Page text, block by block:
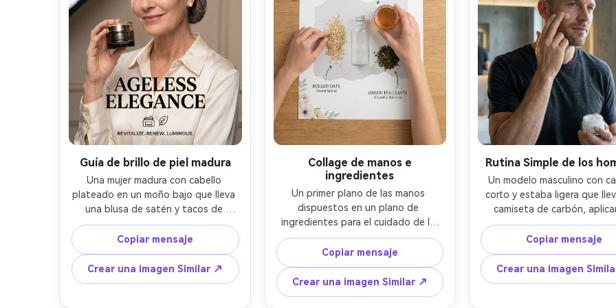
textura de piel ultra detallada, alta
resolución- -ar 4:5
Guía de brillo de piel madura
Una mujer madura con cabello
plateado en un moño bajo que lleva
una blusa de satén y tacos de
perlas, expresión segura,
sosteniendo un frasco de crema
hidratante, elegante fondo neutro,
estroboscópio de estudio con gran
softbox y kicker sutil, Sony A1 85mm
Copiar mensaje
Crear una imagen Similar ↗
Collage de manos e
ingredientes
Un primer plano de las manos
dispuestos en un plano de
ingredientes para el cuidado de la
piel (avena, miel, hojas de té verde)
junto a un juego de botellas
minimalista, estilo de mesa limpio,
toma de cabeza con luz del día
suave y sombras suaves, Canon 5D
Copiar mensaje
Crear una imagen Similar ↗
Rutina Simple de los
Un modelo masculino con
corto y estaba ligera que
camiseta de carbón,
crema hidratante con las
los dedos, baño moderno
texturas de concreto, luz
fresca más luz de borde
Nikon D850 50mm f/1.8,
Copiar mensaje
Crear una imagen